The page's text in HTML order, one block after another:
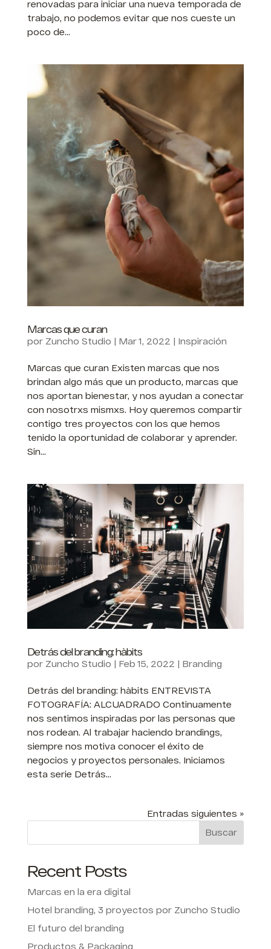
renovadas para iniciar una nueva temporada de
trabajo, no podemos evitar que nos cueste un
poco de...
Marcas que curan
por Zuncho Studio | Mar 1, 2022 | Inspiración
Marcas que curan Existen marcas que nos
brindan algo más que un producto, marcas que
nos aportan bienestar, y nos ayudan a conectar
con nosotrxs mismxs. Hoy queremos compartir
contigo tres proyectos con los que hemos
tenido la oportunidad de colaborar y aprender.
Sin...
Detrás del branding: hàbits
por Zuncho Studio | Feb 15, 2022 | Branding
Detrás del branding: hàbits ENTREVISTA
FOTOGRAFÍA: ALCUADRADO Continuamente
nos sentimos inspiradas por las personas que
nos rodean. Al trabajar haciendo brandings,
siempre nos motiva conocer el éxito de
negocios y proyectos personales. Iniciamos
esta serie Detrás...
Entradas siguientes »
Buscar
Recent Posts
Marcas en la era digital
Hotel branding, 3 proyectos por Zuncho Studio
El futuro del branding
Productos & Packaging